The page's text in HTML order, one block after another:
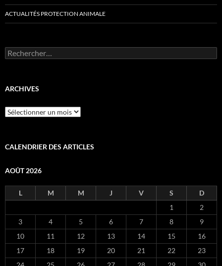
ACTUALITÉS PROTECTION ANIMALE
Rechercher :
ARCHIVES
Archives
CALENDRIER DES ARTICLES
AOÛT 2026
L M M J V S
D
1
2
3
4 5 6 7 8
9
10
11 12 13 14 15
16
17
18 19 20 21 22
23